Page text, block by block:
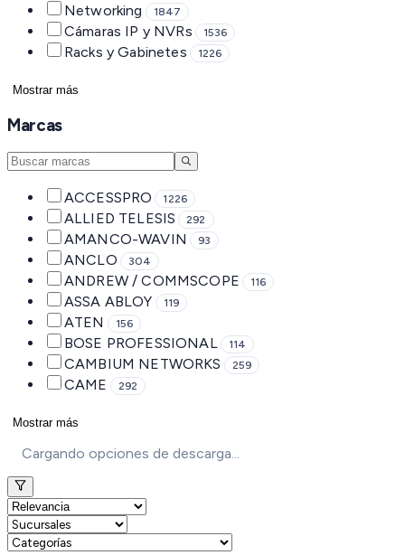
Networking 1847
Cámaras IP y NVRs 1536
Racks y Gabinetes 1226
Mostrar más
Marcas
ACCESSPRO 1226
ALLIED TELESIS 292
AMANCO-WAVIN 93
ANCLO 304
ANDREW / COMMSCOPE 116
ASSA ABLOY 119
ATEN 156
BOSE PROFESSIONAL 114
CAMBIUM NETWORKS 259
CAME 292
Mostrar más
Cargando opciones de descarga...